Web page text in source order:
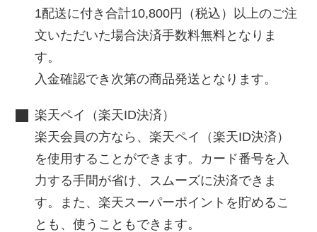
1配送に付き合計10,800円（税込）以上のご注
文いただいた場合決済手数料無料となりま
す。
入金確認でき次第の商品発送となります。
楽天ペイ（楽天ID決済）
楽天会員の方なら、楽天ペイ（楽天ID決済）
を使用することができます。カード番号を入
力する手間が省け、スムーズに決済できま
す。また、楽天スーパーポイントを貯めるこ
とも、使うこともできます。